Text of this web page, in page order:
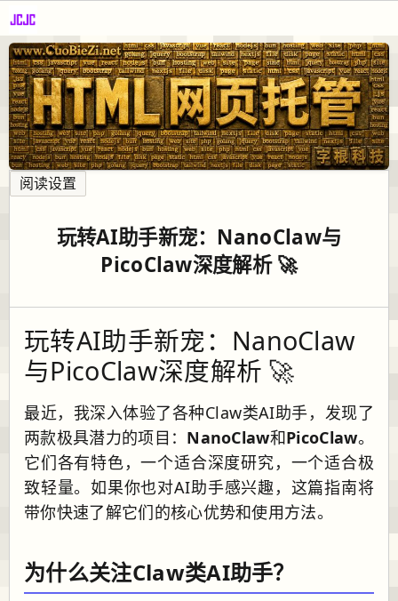
阅读设置
玩转AI助手新宠：NanoClaw与
PicoClaw深度解析 🚀
玩转AI助手新宠：NanoClaw
与PicoClaw深度解析 🚀
最近，我深入体验了各种Claw类AI助手，发现了
两款极具潜力的项目： NanoClaw和PicoClaw。
它们各有特色，一个适合深度研究，一个适合极
致轻量。如果你也对AI助手感兴趣，这篇指南将
带你快速了解它们的核心优势和使用方法。
为什么关注Claw类AI助手？